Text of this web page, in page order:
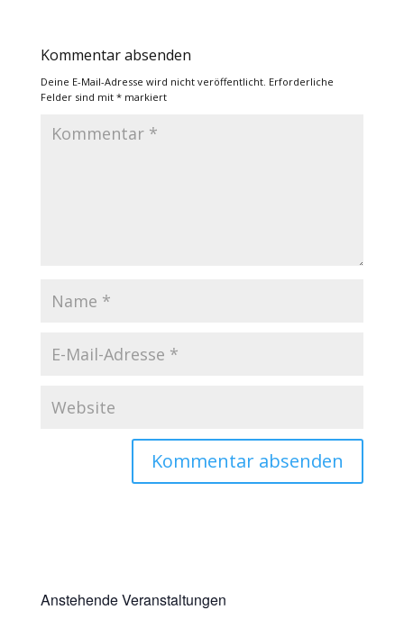
Kommentar absenden
Deine E-Mail-Adresse wird nicht veröffentlicht. Erforderliche
Felder sind mit *markiert
Anstehende Veranstaltungen